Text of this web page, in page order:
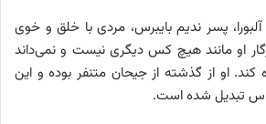
پسر ندیم بایبرس، مردی با خلق و خوی
او مانند هیچ کس دیگری نیست و نمی‌داند
او از گذشته از جیحان متنفر بوده و این
تبدیل شده است.